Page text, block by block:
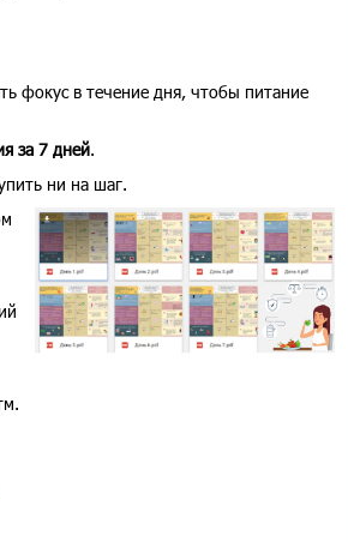
фокус в течение дня, чтобы питание
за 7 дней.
ни на шаг.